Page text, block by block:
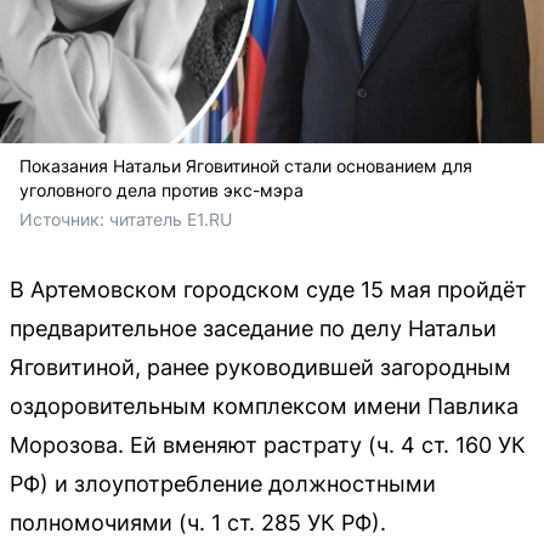
Показания Натальи Яговитиной стали основанием для
уголовного дела против экс-мэра
Источник: читатель Е1.RU
В Артемовском городском суде 15 мая пройдёт
предварительное заседание по делу Натальи
Яговитиной, ранее руководившей загородным
оздоровительным комплексом имени Павлика
Морозова. Ей вменяют растрату (ч. 4 ст. 160 УК
РФ) и злоупотребление должностными
полномочиями (ч. 1 ст. 285 УК РФ).